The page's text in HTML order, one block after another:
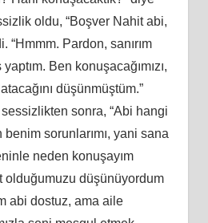
oldu, “Boşver Nahit abi,
“Hmmm. Pardon, sanırım
Ben konuşacağımızı,
düşünmüştüm.”
sonra, “Abi hangi
sorunlarımı, yani sana
neden konuşayım
olduğumuzu düşünüyordum
abi dostuz, ama aile